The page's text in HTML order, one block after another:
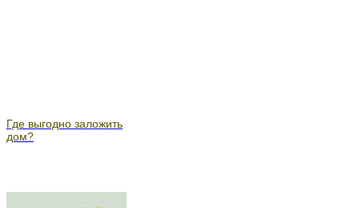
Где выгодно заложить
дом?